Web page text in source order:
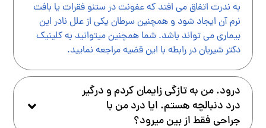
به ندرت اتفاق می افتد که عفونت در ستنو فقرات یا بافت
نرم آن ایجاد شود و همچنین سرطان یکی از علل نادر این
بیماری می تواند باشد. شما همچنین میتوانید به کلینیک
دکتر شیربان در رابطه با این قضیه مراجعه نمایید.
درود. من به تازگی زایمان کردم و درگیر
درد دنبالچه هستم. ایا درد من با
جراحی فقط از بین میرود؟